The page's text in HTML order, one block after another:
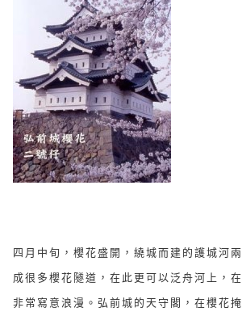
四月中旬，櫻花盛開，繞城而建的護城河
成很多櫻花隧道，在此更可以泛舟河上，
非常寫意浪漫。弘前城的天守閣，在櫻花